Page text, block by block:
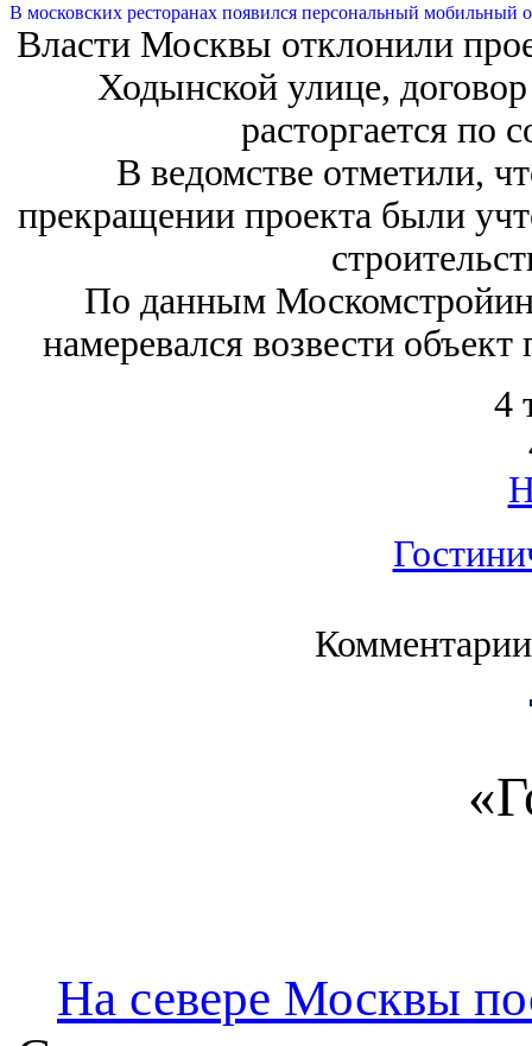
В московских ресторанах появился персональный мобильный
Власти Москвы отклонили
Ходынской улице,
расторгается по
В ведомстве отметили,
прекращении проекта были
По данным
намеревался возвести
4
На севере Москвы